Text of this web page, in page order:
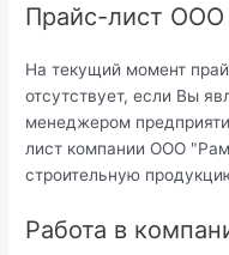
Прайс-лист
На текущий момент
отсутствует, если Вы
менеджером
лист компании ООО
строительную
Работа в